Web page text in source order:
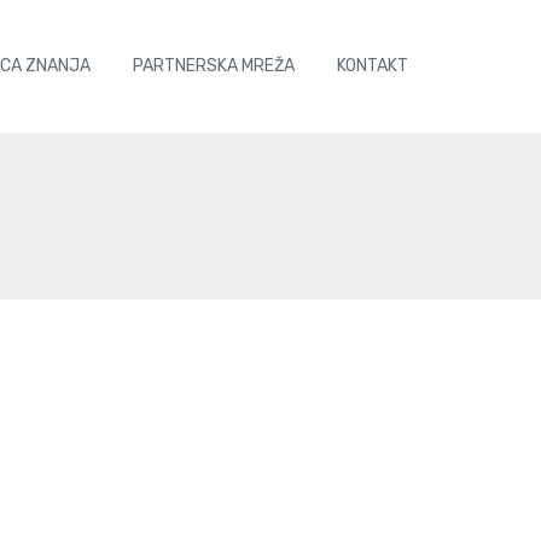
ZNANJA PARTNERSKA MREŽA KONTAKT